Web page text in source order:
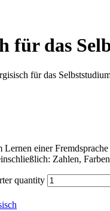
für das
für das
einer
Zahlen,
quantity